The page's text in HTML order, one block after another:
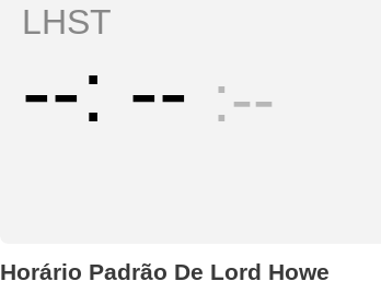
LHST
-- -- --
Horário Padrão De Lord Howe